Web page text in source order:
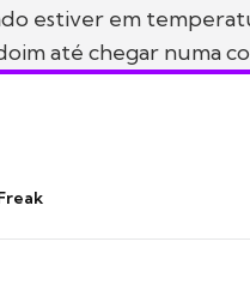
estiver em
até chegar numa